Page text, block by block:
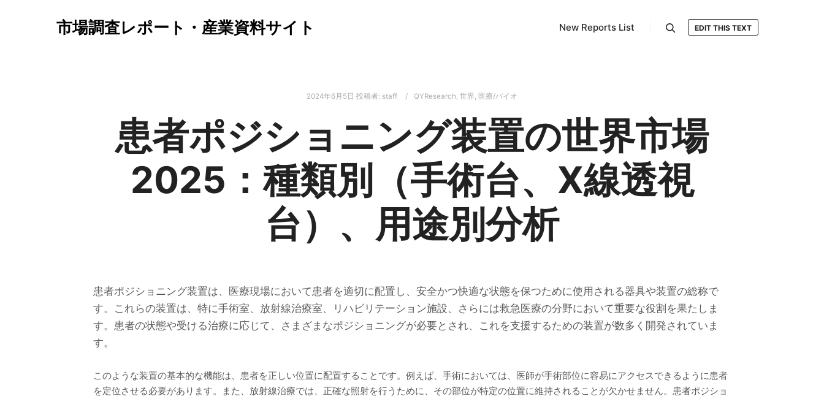
市場調査レポート・産業資料サイト New Reports List EDIT THIS TEXT
2024年6月5日 投稿者: staff QYResearch, 世界, 医療/バイオ
患者ポジショニング装置の世界市場
2025：種類別（手術台、X線透視
台）、用途別分析
患者ポジショニング装置は、医療現場において患者を適切に配置し、安全かつ快適な状態を保つために使用される器具や装置の総称で
す。これらの装置は、特に手術室、放射線治療室、リハビリテーション施設、さらには救急医療の分野において重要な役割を果たしま
す。患者の状態や受ける治療に応じて、さまざまなポジショニングが必要とされ、これを支援するための装置が数多く開発されていま
す。
このような装置の基本的な機能は、患者を正しい位置に配置することです。例えば、手術においては、医師が手術部位に容易にアクセスできるように患者
を定位させる必要があります。また、放射線治療では、正確な照射を行うために、その部位が特定の位置に維持されることが欠かせません。患者ポジショ